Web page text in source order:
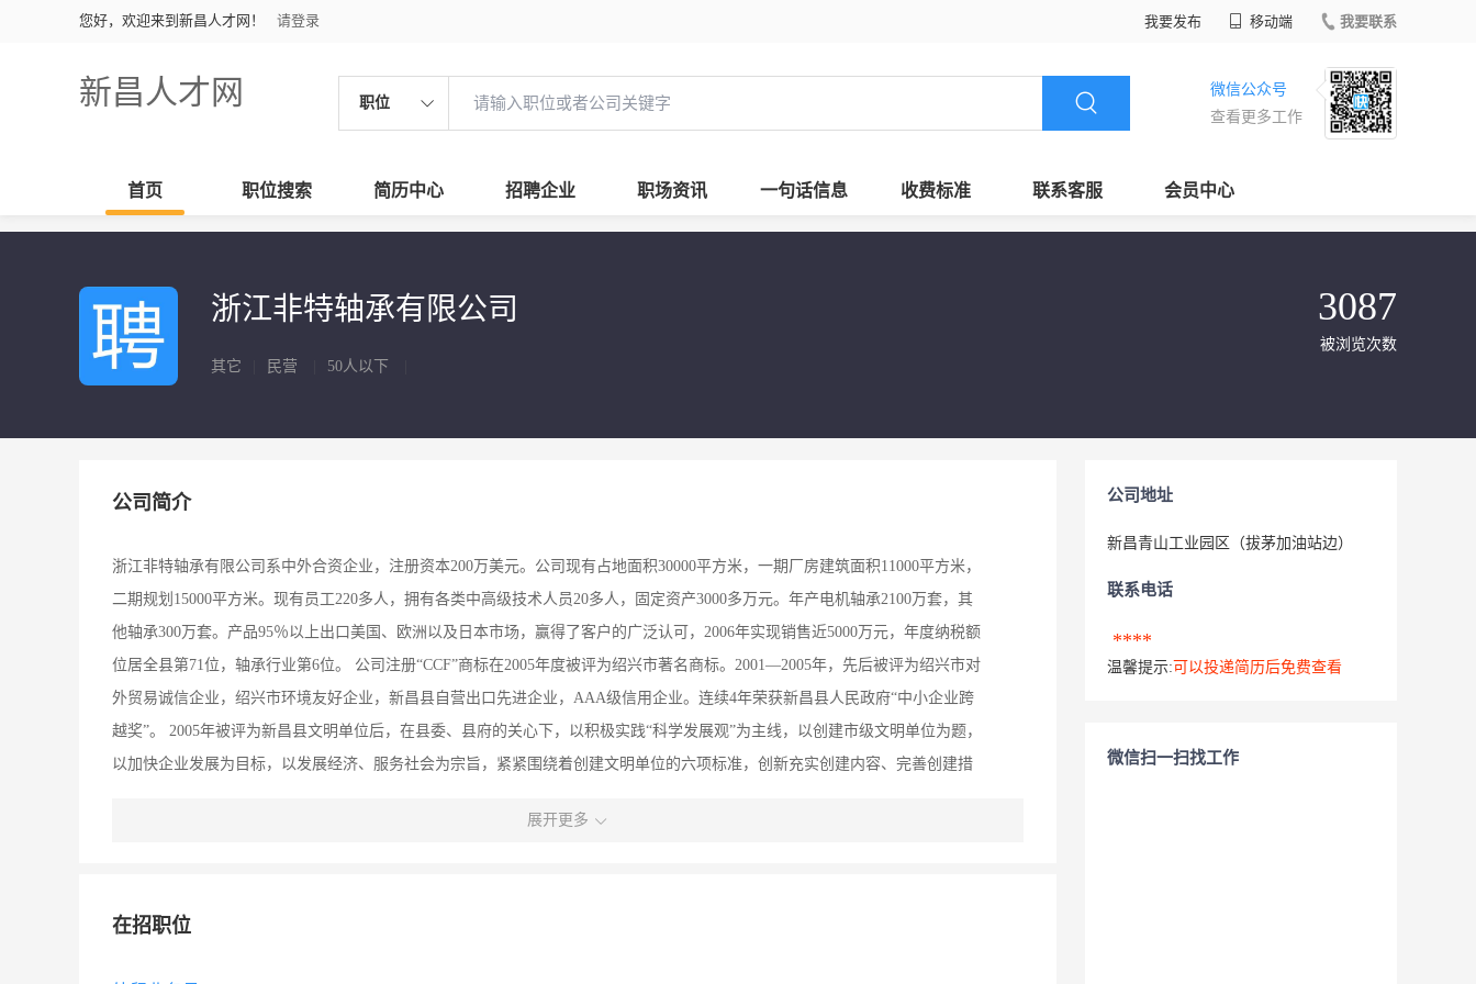
您好，欢迎来到新昌人才网！ 请登录 我要发布 移动端 我要联系
新昌人才网 职位
微信公众号
查看更多工作
首页 职位搜索 简历中心 招聘企业 职场资讯 一句话信息 收费标准 联系客服 会员中心
浙江非特轴承有限公司
其它 民营 50人以下
3087
被浏览次数
公司简介
浙江非特轴承有限公司系中外合资企业，注册资本200万美元。公司现有占地面积30000平方米，一期厂房建筑面积11000平方米，
二期规划15000平方米。现有员工220多人，拥有各类中高级技术人员20多人，固定资产3000多万元。年产电机轴承2100万套，其
他轴承300万套。产品95％以上出口美国、欧洲以及日本市场，赢得了客户的广泛认可，2006年实现销售近5000万元，年度纳税额
位居全县第71位，轴承行业第6位。 公司注册“CCF”商标在2005年度被评为绍兴市著名商标。2001—2005年，先后被评为绍兴市对
外贸易诚信企业，绍兴市环境友好企业，新昌县自营出口先进企业，AAA级信用企业。连续4年荣获新昌县人民政府“中小企业跨
越奖”。 2005年被评为新昌县文明单位后，在县委、县府的关心下，以积极实践“科学发展观”为主线，以创建市级文明单位为题，
以加快企业发展为目标，以发展经济、服务社会为宗旨，紧紧围绕着创建文明单位的六项标准，创新充实创建内容、完善创建措
展开更多
在招职位
公司地址
新昌青山工业园区（拔茅加油站边）
联系电话
****
温馨提示: 可以投递简历后免费查看
微信扫一扫找工作